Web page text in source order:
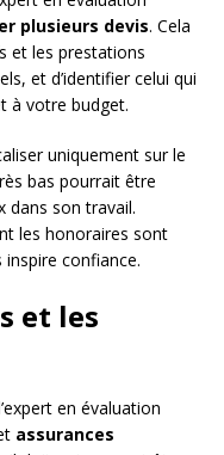
plusieurs devis. Cela
et les prestations
et d’identifier celui qui
à votre budget.
uniquement sur le
bas pourrait être
dans son travail.
les honoraires sont
confiance.
et les
en évaluation
assurances